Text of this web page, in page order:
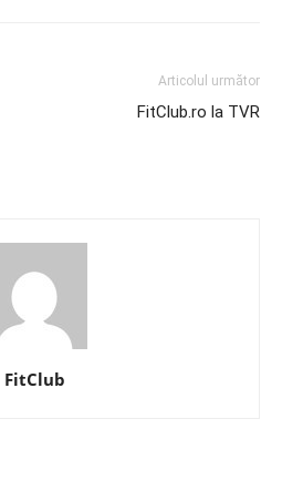
Articolul următor
FitClub.ro la TVR
FitClub